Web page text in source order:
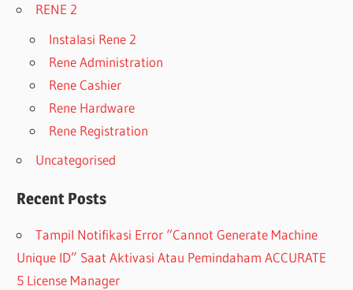
RENE 2
Instalasi Rene 2
Rene Administration
Rene Cashier
Rene Hardware
Rene Registration
Uncategorised
Recent Posts
Tampil Notifikasi Error “Cannot Generate Machine
Unique ID” Saat Aktivasi Atau Pemindaham ACCURATE
5 License Manager